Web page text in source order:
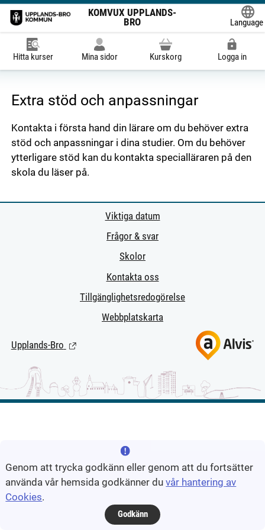
KOMVUX UPPLANDS-
BRO
Language
Hitta kurser Mina sidor Kurskorg Logga in
Extra stöd och anpassningar
Kontakta i första hand din lärare om du behöver extra
stöd och anpassningar i dina studier. Om du behöver
ytterligare stöd kan du kontakta specialläraren på den
skola du läser på.
Viktiga datum
Frågor & svar
Skolor
Kontakta oss
Tillgänglighetsredogörelse
Webbplatskarta
Upplands-Bro (Länk till extern sida.)
Genom att trycka godkänn eller genom att du fortsätter
använda vår hemsida godkänner duvår hantering av
Cookies.
Godkänn